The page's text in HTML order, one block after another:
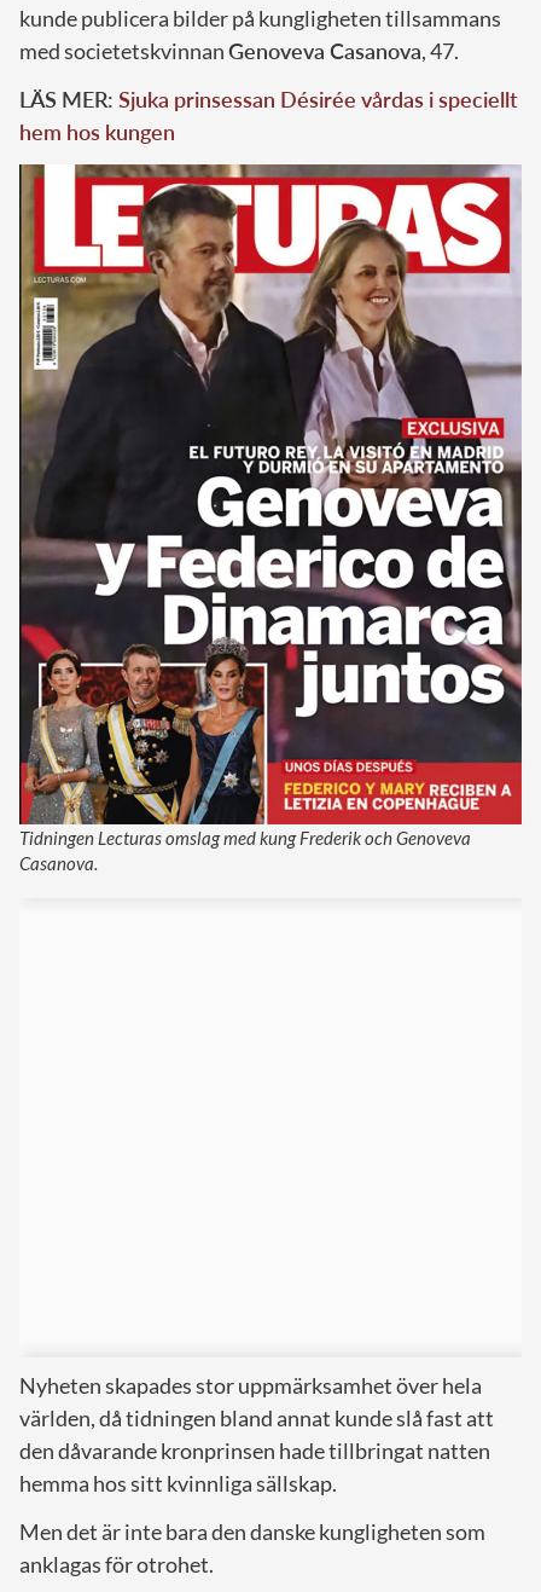
kunde publicera bilder på kungligheten tillsammans
med societetskvinnanGenoveva Casanova, 47.
LÄS MER: Sjuka prinsessan Désirée vårdas i speciellt
hem hos kungen
Tidningen Lecturas omslag med kung Frederik och Genoveva
Casanova.
Nyheten skapades stor uppmärksamhet över hela
världen, då tidningen bland annat kunde slå fast att
den dåvarande kronprinsen hade tillbringat natten
hemma hos sitt kvinnliga sällskap.
Men det är inte bara den danske kungligheten som
anklagas för otrohet.